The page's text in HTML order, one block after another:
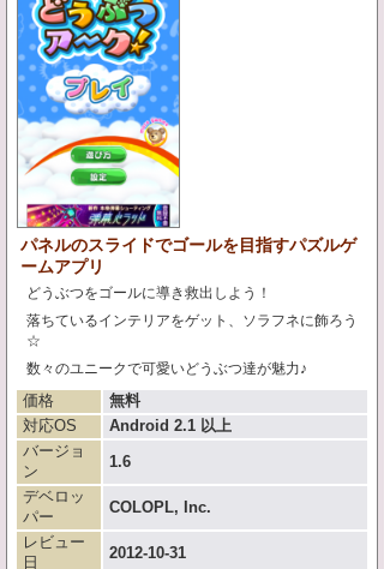
パネルのスライドでゴールを目指すパズルゲ
ームアプリ
どうぶつをゴールに導き救出しよう！
落ちているインテリアをゲット、ソラフネに飾ろう
☆
数々のユニークで可愛いどうぶつ達が魅力♪
価格
無料
対応OS
Android 2.1 以上
バージョ
ン
1.6
デベロッ
パー
COLOPL, Inc.
レビュー
日
2012-10-31